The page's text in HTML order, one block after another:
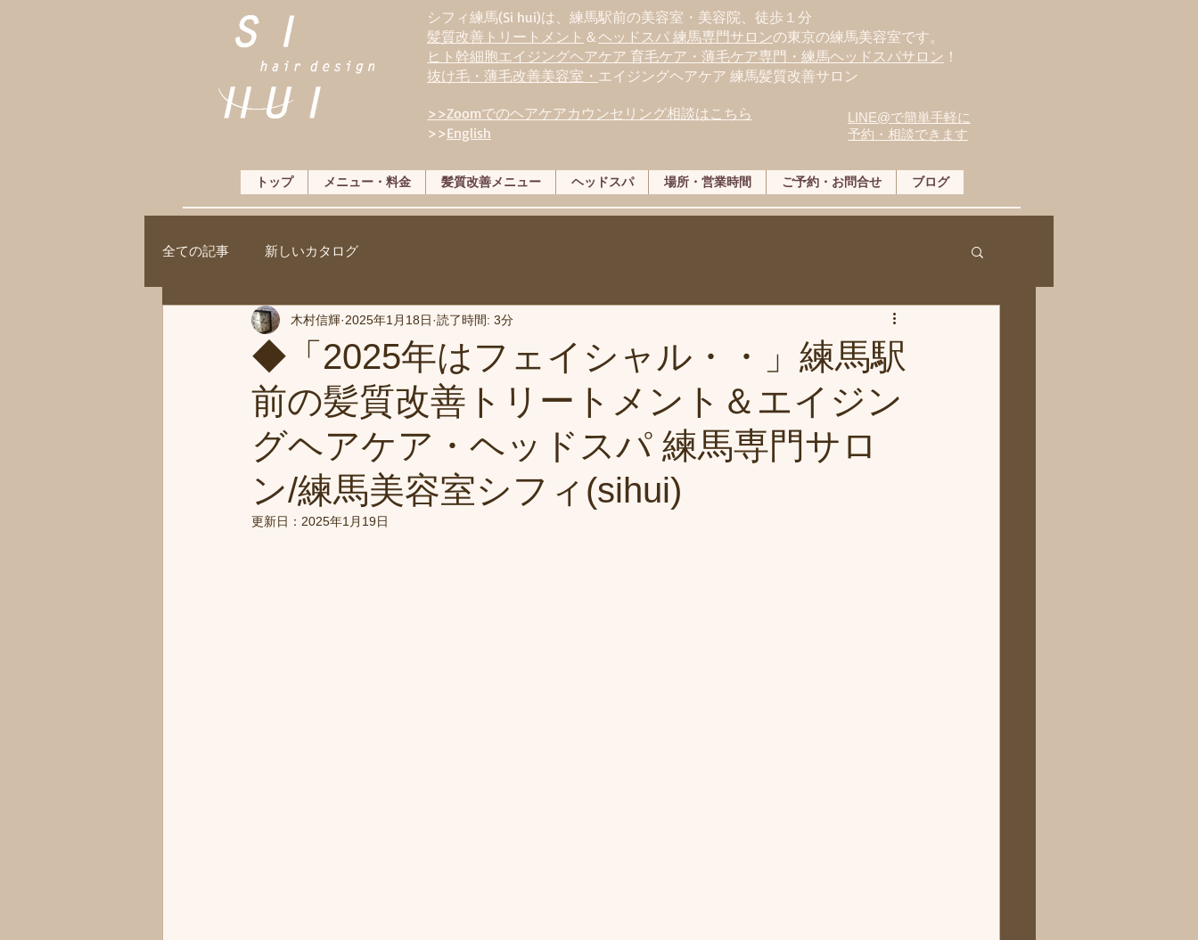
シフィ練馬(Si hui)は、 練馬駅前の美容室・美容院、徒歩１分
髪質改善トリートメント ＆ヘッドスパ 練馬専門サロンの東京の練馬美容室です。
ヒト幹細胞エイジングヘアケア 育毛ケア・薄毛ケア専門・練馬ヘッドスパサロン ！
抜け毛・薄毛改善美容室・ エイジングヘアケア 練馬髪質改善サロン
>>Zoomでのヘアケアカウンセリング相談はこちら
>>English
LINE@で簡単手軽に
予約・相談できます
トップ メニュー・料金 髪質改善メニュー ヘッドスパ 場所・営業時間 ご予約・お問合せ ブログ
全ての記事 新しいカタログ
◆「2025年はフェイシャル・・」練馬駅
前の髪質改善トリートメント＆エイジン
グヘアケア・ヘッドスパ 練馬専門サロ
ン/練馬美容室シフィ(sihui)
木村信輝 2025年1月18日 読了時間: 3分
更新日： 2025年1月19日